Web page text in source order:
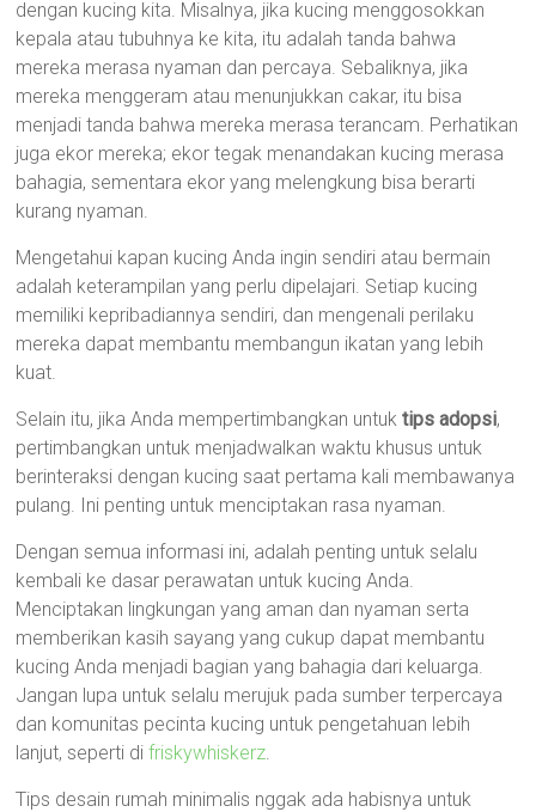
dengan kucing kita. Misalnya, jika kucing menggosokkan
kepala atau tubuhnya ke kita, itu adalah tanda bahwa
mereka merasa nyaman dan percaya. Sebaliknya, jika
mereka menggeram atau menunjukkan cakar, itu bisa
menjadi tanda bahwa mereka merasa terancam. Perhatikan
juga ekor mereka; ekor tegak menandakan kucing merasa
bahagia, sementara ekor yang melengkung bisa berarti
kurang nyaman.
Mengetahui kapan kucing Anda ingin sendiri atau bermain
adalah keterampilan yang perlu dipelajari. Setiap kucing
memiliki kepribadiannya sendiri, dan mengenali perilaku
mereka dapat membantu membangun ikatan yang lebih
kuat.
Selain itu, jika Anda mempertimbangkan untuktips adopsi,
pertimbangkan untuk menjadwalkan waktu khusus untuk
berinteraksi dengan kucing saat pertama kali membawanya
pulang. Ini penting untuk menciptakan rasa nyaman.
Dengan semua informasi ini, adalah penting untuk selalu
kembali ke dasar perawatan untuk kucing Anda.
Menciptakan lingkungan yang aman dan nyaman serta
memberikan kasih sayang yang cukup dapat membantu
kucing Anda menjadi bagian yang bahagia dari keluarga.
Jangan lupa untuk selalu merujuk pada sumber terpercaya
dan komunitas pecinta kucing untuk pengetahuan lebih
lanjut, seperti difriskywhiskerz.
Tips desain rumah minimalis nggak ada habisnya untuk